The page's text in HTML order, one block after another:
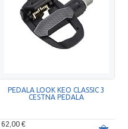
PEDALA LOOK KEO CLASSIC 3
CESTNA PEDALA
62,00 €